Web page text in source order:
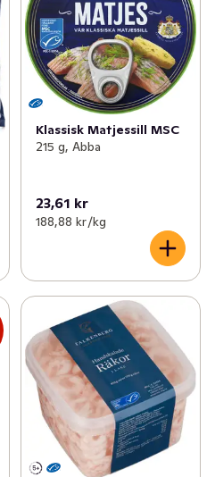
Klassisk Matjessill MSC
215 g, Abba
23,61 kr
188,88 kr /kg